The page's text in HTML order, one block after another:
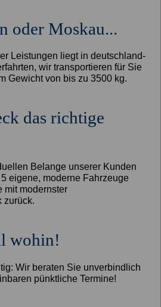
oder Moskau...
Leistungen liegt in deutschland-
wir transportieren für Sie
Gewicht von bis zu 3500 kg.
das richtige
Belange unserer Kunden
eigene, moderne Fahrzeuge
mit modernster
zurück.
wohin!
Wir beraten Sie unverbindlich
pünktliche Termine!